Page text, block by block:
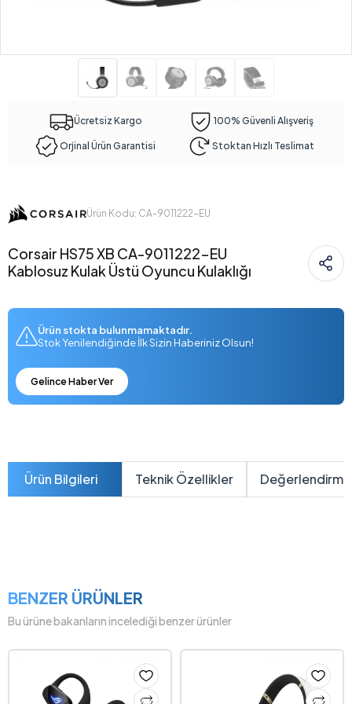
Ücretsiz Kargo 100% Güvenli Alışveriş
Orjinal Ürün Garantisi Stoktan Hızlı Teslimat
Ürün Kodu: CA-9011222-EU
Corsair HS75 XB CA-9011222-EU
Kablosuz Kulak Üstü Oyuncu Kulaklığı
Ürün stokta bulunmamaktadır.
Stok Yenilendiğinde İlk Sizin Haberiniz Olsun!
Gelince Haber Ver
Ürün Bilgileri Teknik Özellikler
BENZER ÜRÜNLER
Bu ürüne bakanların incelediği benzer ürünler